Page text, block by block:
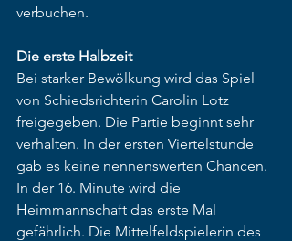
verbuchen.
Die erste Halbzeit
Bei starker Bewölkung wird das Spiel
von Schiedsrichterin Carolin Lotz
freigegeben. Die Partie beginnt sehr
verhalten. In der ersten Viertelstunde
gab es keine nennenswerten Chancen.
In der 16. Minute wird die
Heimmannschaft das erste Mal
gefährlich. Die Mittelfeldspielerin des